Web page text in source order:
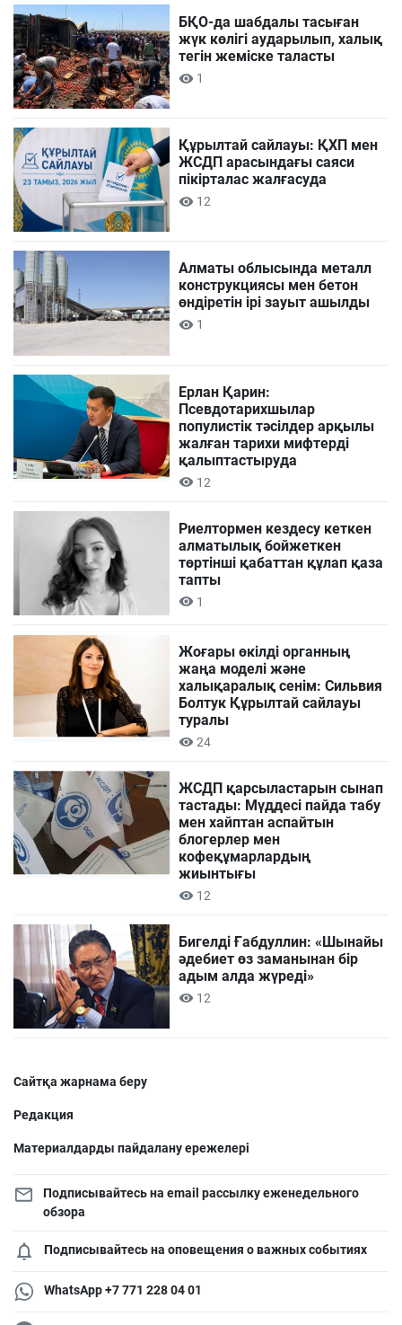
БҚО-да шабдалы тасыған
жүк көлігі аударылып, халық
тегін жеміске таласты
1
Құрылтай сайлауы: ҚХП мен
ЖСДП арасындағы саяси
пікірталас жалғасуда
12
Алматы облысында металл
конструкциясы мен бетон
өндіретін ірі зауыт ашылды
1
Ерлан Қарин:
Псевдотарихшылар
популистік тәсілдер арқылы
жалған тарихи мифтерді
қалыптастыруда
12
Риелтормен кездесу кеткен
алматылық бойжеткен
төртінші қабаттан құлап қаза
тапты
1
Жоғары өкілді органның
жаңа моделі және
халықаралық сенім: Сильвия
Болтук Құрылтай сайлауы
туралы
24
ЖСДП қарсыластарын сынап
тастады: Мүддесі пайда табу
мен хайптан аспайтын
блогерлер мен
кофеқұмарлардың
жиынтығы
12
Бигелді Ғабдуллин: «Шынайы
әдебиет өз заманынан бір
адым алда жүреді»
12
Сайтқа жарнама беру
Редакция
Материалдарды пайдалану ережелері
Подписывайтесь на email рассылку еженедельного
обзора
Подписывайтесь на оповещения о важных событиях
WhatsApp +7 771 228 04 01